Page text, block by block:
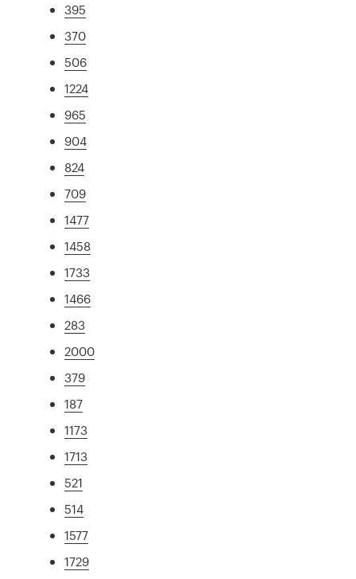
395
370
506
1224
965
904
824
709
1477
1458
1733
1466
283
2000
379
187
1173
1713
521
514
1577
1729